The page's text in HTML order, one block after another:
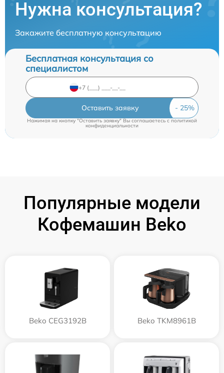
Нужна консультация?
Закажите бесплатную консультацию
Бесплатная консультация со
специалистом
Оставить заявку
Нажимая на кнопку "Оставить заявку" Вы соглашаетесь c политикой
конфиденциальности
Популярные модели
Кофемашин Beko
Beko CEG3192B Beko TKM8961B